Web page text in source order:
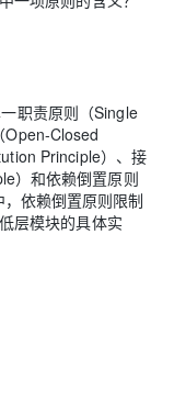
职责原则（Single
Open-Closed
Principle）、接
）和依赖倒置原则
依赖倒置原则限制
层模块的具体实